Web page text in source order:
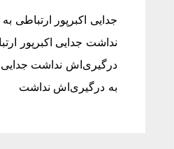
جدایی اکبرپور ارتباطی
نداشت جدایی اکبرپور
درگیری‌اش نداشت جدایی
به درگیری‌اش نداشت